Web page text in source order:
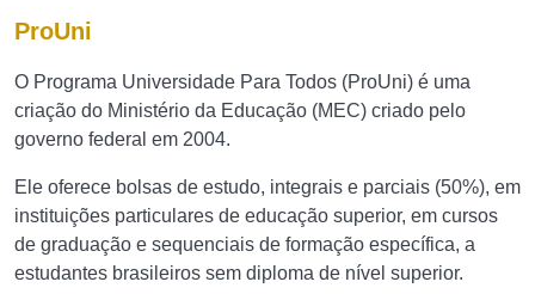
ProUni
O Programa Universidade Para Todos (ProUni) é uma
criação do Ministério da Educação (MEC) criado pelo
governo federal em 2004.
Ele oferece bolsas de estudo, integrais e parciais (50%), em
instituições particulares de educação superior, em cursos
de graduação e sequenciais de formação específica, a
estudantes brasileiros sem diploma de nível superior.